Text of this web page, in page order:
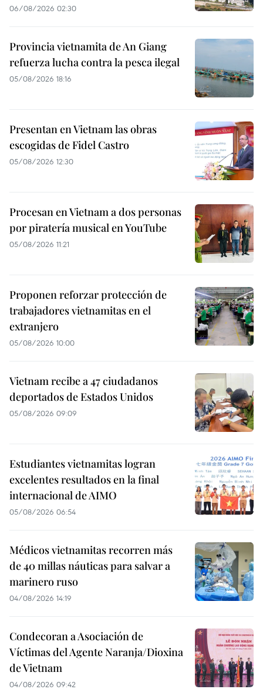
06/08/2026 02:30
Provincia vietnamita de An Giang
refuerza lucha contra la pesca ilegal
05/08/2026 18:16
Presentan en Vietnam las obras
escogidas de Fidel Castro
05/08/2026 12:30
Procesan en Vietnam a dos personas
por piratería musical en YouTube
05/08/2026 11:21
Proponen reforzar protección de
trabajadores vietnamitas en el
extranjero
05/08/2026 10:00
Vietnam recibe a 47 ciudadanos
deportados de Estados Unidos
05/08/2026 09:09
Estudiantes vietnamitas logran
excelentes resultados en la final
internacional de AIMO
05/08/2026 06:54
Médicos vietnamitas recorren más
de 40 millas náuticas para salvar a
marinero ruso
04/08/2026 14:19
Condecoran a Asociación de
Víctimas del Agente Naranja/Dioxina
de Vietnam
04/08/2026 09:42